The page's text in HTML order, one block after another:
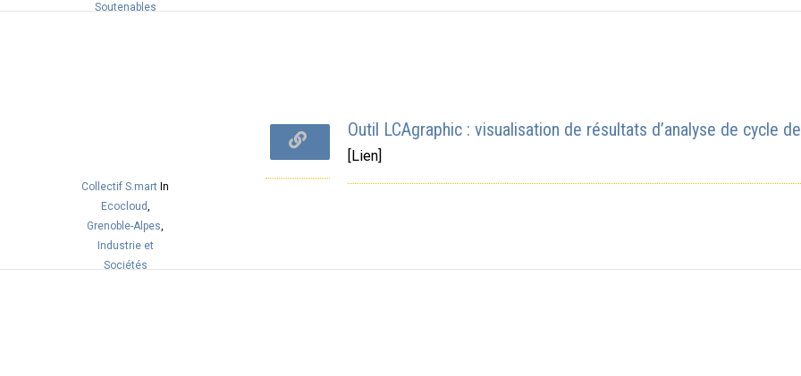
Soutenables
Collectif S.mart In
Ecocloud,
Grenoble-Alpes,
Industrie et
Sociétés
Outil LCAgraphic : visualisation de résultats d’analyse de cycle
[Lien]